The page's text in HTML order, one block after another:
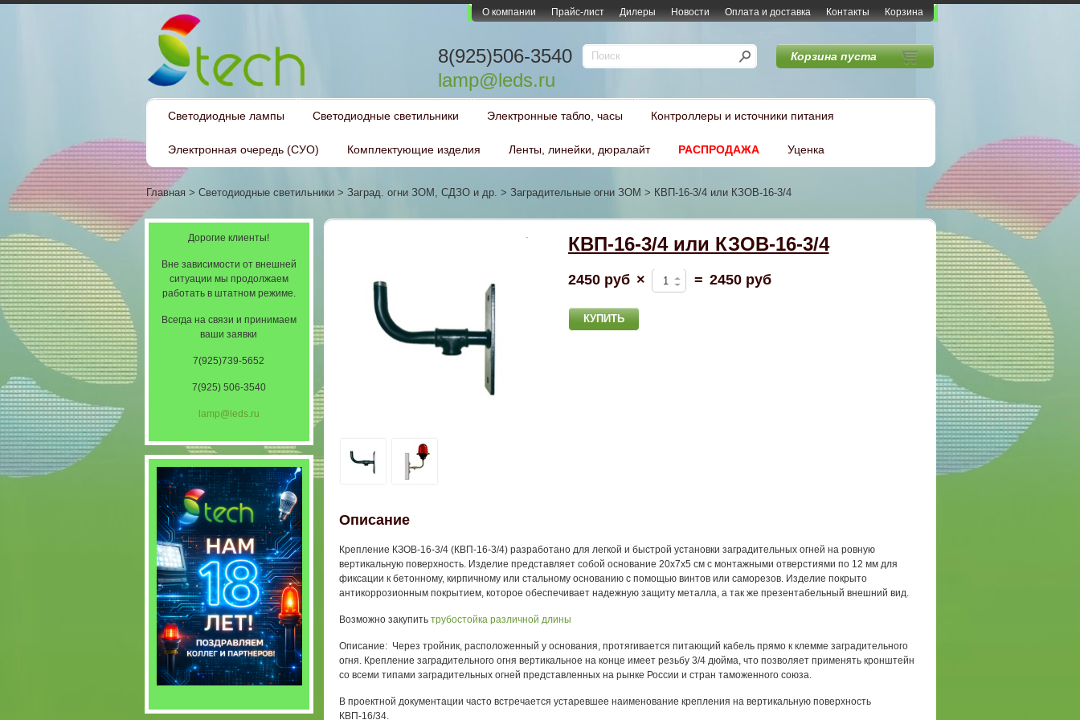
О компании Прайс-лист Дилеры Новости Оплата и доставка Контакты Корзина
8(925)506-3540
lamp@leds.ru
Корзина пуста
Светодиодные лампы Светодиодные светильники Электронные табло, часы Контроллеры и источники питания
Электронная очередь (СУО) Комплектующие изделия Ленты, линейки, дюралайт РАСПРОДАЖА Уценка
Главная > Светодиодные светильники > Заград. огни ЗОМ, СДЗО и др. > Заградительные огни ЗОМ > КВП-16-3/4 или КЗОВ-16-3/4
КВП-16-3/4 или КЗОВ-16-3/4
2450 руб × = 2450 руб
Описание
Крепление КЗОВ-16-3/4 (КВП-16-3/4) разработано для легкой и быстрой установки заградительных огней на ровную
вертикальную поверхность. Изделие представляет собой основание 20х7х5 см с монтажными отверстиями по 12 мм для
фиксации к бетонному, кирпичному или стальному основанию с помощью винтов или саморезов. Изделие покрыто
антикоррозионным покрытием, которое обеспечивает надежную защиту металла, а так же презентабельный внешний вид.
Возможно закупить трубостойка различной длины
Описание: Через тройник, расположенный у основания, протягивается питающий кабель прямо к клемме заградительного
огня. Крепление заградительного огня вертикальное на конце имеет резьбу 3/4 дюйма, что позволяет применять кронштейн
со всеми типами заградительных огней представленных на рынке России и стран таможенного союза.
В проектной документации часто встречается устаревшее наименование крепления на вертикальную поверхность
КВП-16/34.
Дорогие клиенты!
Вне зависимости от внешней
ситуации мы продолжаем
работать в штатном режиме.
Всегда на связи и принимаем
ваши заявки
7(925)739-5652
7(925) 506-3540
lamp@leds.ru